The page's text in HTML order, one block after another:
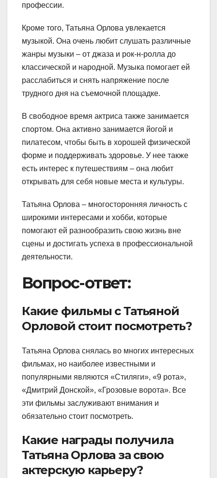
профессии.
Кроме того, Татьяна Орлова увлекается
музыкой. Она очень любит слушать различные
жанры музыки – от джаза и рок-н-ролла до
классической и народной. Музыка помогает ей
расслабиться и снять напряжение после
трудного дня на съемочной площадке.
В свободное время актриса также занимается
спортом. Она активно занимается йогой и
пилатесом, чтобы быть в хорошей физической
форме и поддерживать здоровье. У нее также
есть интерес к путешествиям – она любит
открывать для себя новые места и культуры.
Татьяна Орлова – многосторонняя личность с
широкими интересами и хобби, которые
помогают ей разнообразить свою жизнь вне
сцены и достигать успеха в профессиональной
деятельности.
Вопрос-ответ:
Какие фильмы с Татьяной
Орловой стоит посмотреть?
Татьяна Орлова снялась во многих интересных
фильмах, но наиболее известными и
популярными являются «Стиляги», «9 рота»,
«Дмитрий Донской», «Грозовые ворота». Все
эти фильмы заслуживают внимания и
обязательно стоит посмотреть.
Какие награды получила
Татьяна Орлова за свою
актерскую карьеру?